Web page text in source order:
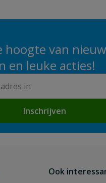
hoogte van
en leuke acties!
Inschrijven
Ook